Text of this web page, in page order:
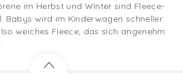
im Herbst und Winter sind Fleece-
Babys wird im Kinderwagen schneller
weiches Fleece, das sich angenehm